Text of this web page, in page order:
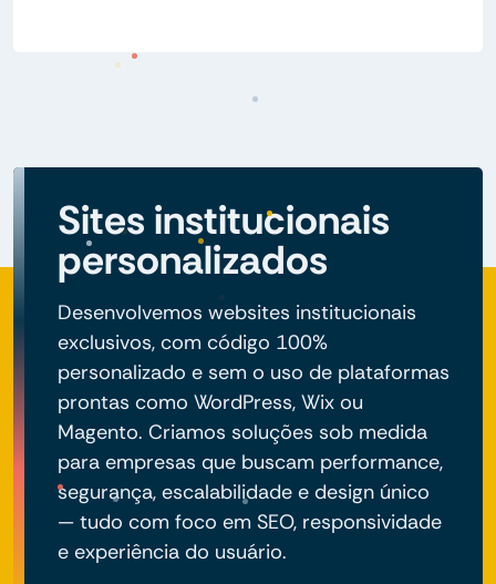
Sites institucionais
personalizados
Desenvolvemos websites institucionais
exclusivos, com código 100%
personalizado e sem o uso de plataformas
prontas como WordPress, Wix ou
Magento. Criamos soluções sob medida
para empresas que buscam performance,
segurança, escalabilidade e design único
— tudo com foco em SEO, responsividade
e experiência do usuário.